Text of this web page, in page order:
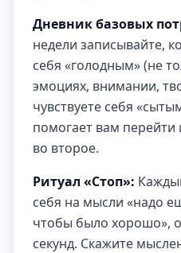
Дневник базовых
недели записывайте,
себя «голодным» (не
эмоциях, внимании,
чувствуете себя
помогает вам перейти
во второе.
Ритуал «Стоп»:
себя на мысли «надо
чтобы было хорошо»,
секунд. Скажите